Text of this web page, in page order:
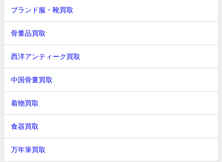
ブランド服・靴買取
骨董品買取
西洋アンティーク買取
中国骨董買取
着物買取
食器買取
万年筆買取